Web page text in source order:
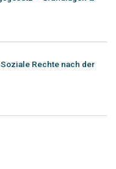
Rechte nach der